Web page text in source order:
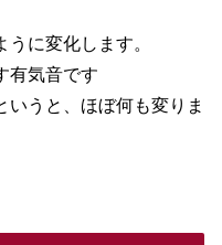
に変化します。
有気音です
いうと、ほぼ何も変りま